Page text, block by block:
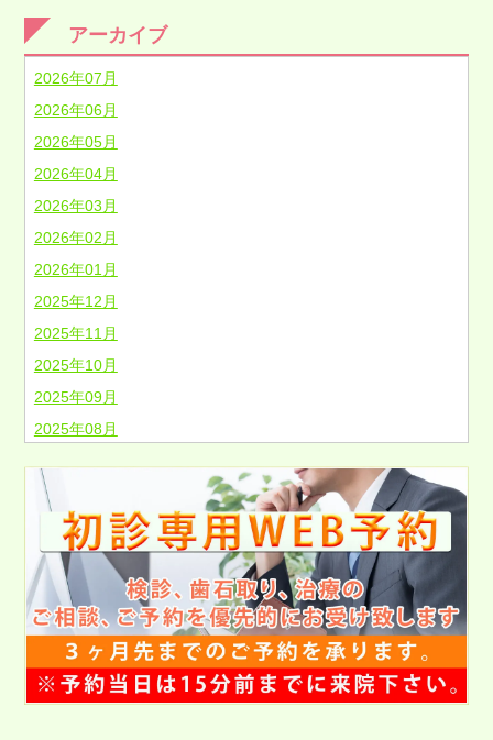
アーカイブ
2026年07月
2026年06月
2026年05月
2026年04月
2026年03月
2026年02月
2026年01月
2025年12月
2025年11月
2025年10月
2025年09月
2025年08月
2025年06月
2025年05月
2025年04月
2025年03月
2025年02月
2025年01月
2024年12月